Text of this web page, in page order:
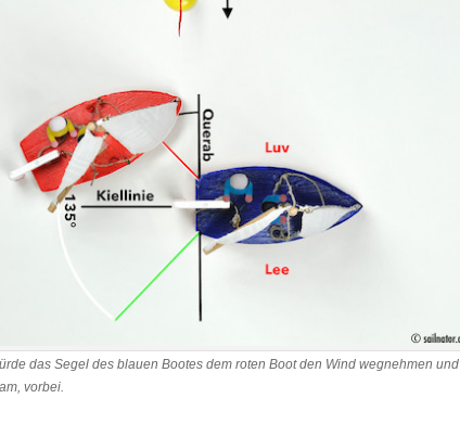
das Segel des blauen Bootes dem roten Boot den Wind wegnehmen und
vorbei.